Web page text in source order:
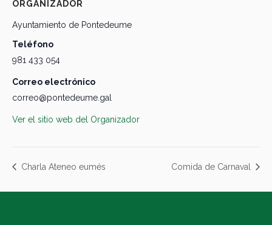
ORGANIZADOR
Ayuntamiento de Pontedeume
Teléfono
981 433 054
Correo electrónico
correo@pontedeume.gal
Ver el sitio web del Organizador
Charla Ateneo eumés Comida de Carnaval